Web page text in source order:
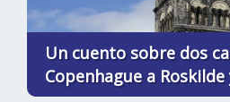
Un cuento sobre dos
Copenhague a Roskilde